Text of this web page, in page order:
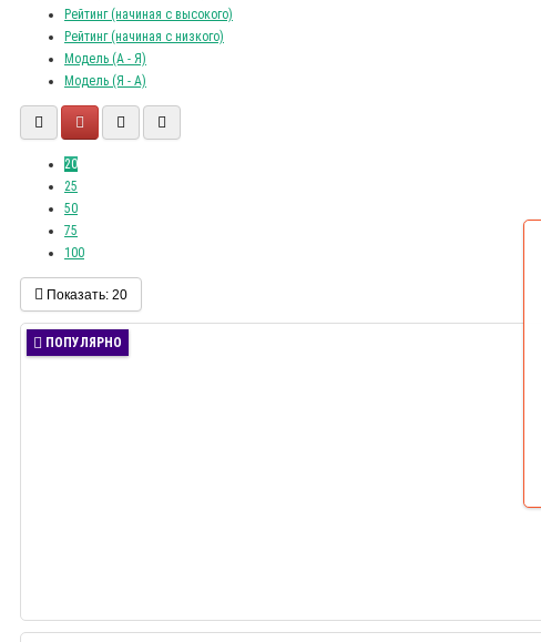
Рейтинг (начиная с высокого)
Рейтинг (начиная с низкого)
Модель (А - Я)
Модель (Я - А)
20
25
50
75
100
Показать: 20
ПОПУЛЯРНО